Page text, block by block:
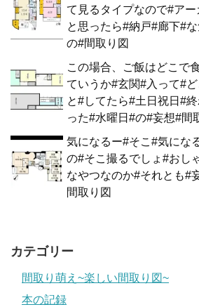
て見るタイプなので#ア
と思ったら#納戸#廊下#
の#間取り図
この場合、ご飯はどこで
ていうか#玄関#入って#
と#してたら#土日祝日#
った#水曜日#の#妄想#間
気になるー#そこ#気にな
の#そこ撮るでしょ#おし
なやつなのか#それとも#
間取り図
カテゴリー
間取り萌え~楽しい間取り図~
本の記録